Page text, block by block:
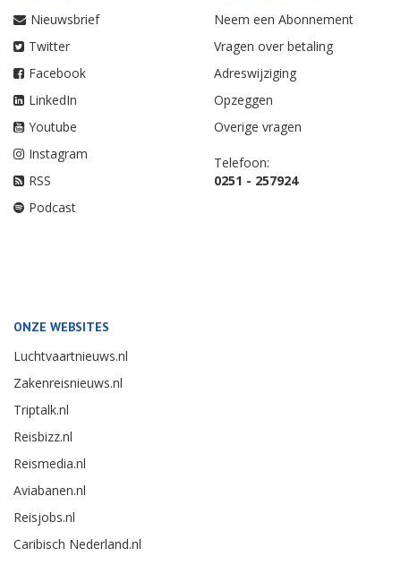
Nieuwsbrief
Twitter
Facebook
LinkedIn
Youtube
Instagram
RSS
Podcast
Neem een Abonnement
Vragen over betaling
Adreswijziging
Opzeggen
Overige vragen
Telefoon:
0251 - 257924
ONZE WEBSITES
Luchtvaartnieuws.nl
Zakenreisnieuws.nl
Triptalk.nl
Reisbizz.nl
Reismedia.nl
Aviabanen.nl
Reisjobs.nl
Caribisch Nederland.nl